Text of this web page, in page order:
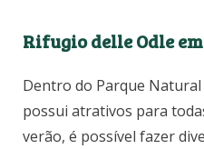
Rifugio delle Odle
Dentro do Parque
possui atrativos para
verão, é possível fazer